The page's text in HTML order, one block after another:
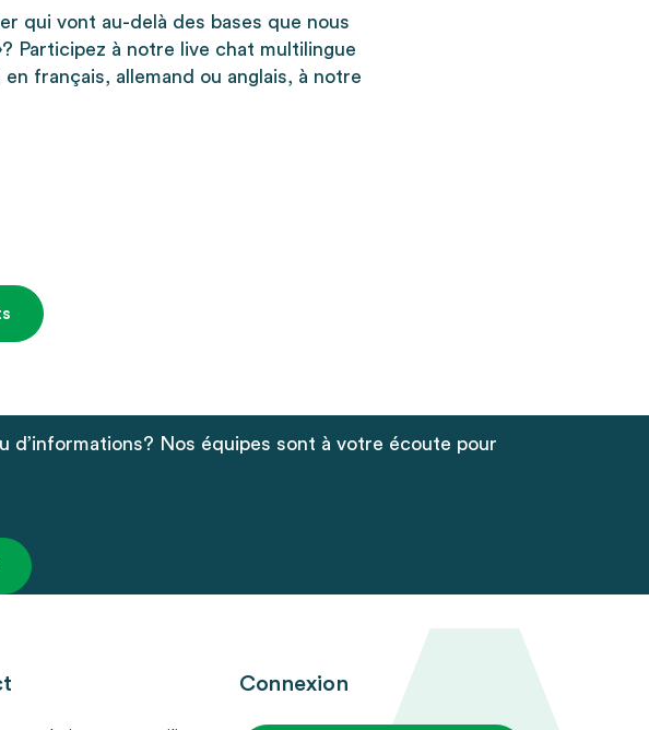
qui vont au-delà des bases que nous
Participez à notre live chat multilingue
français, allemand ou anglais, à notre
d’informations? Nos équipes sont à votre écoute pour
Connexion